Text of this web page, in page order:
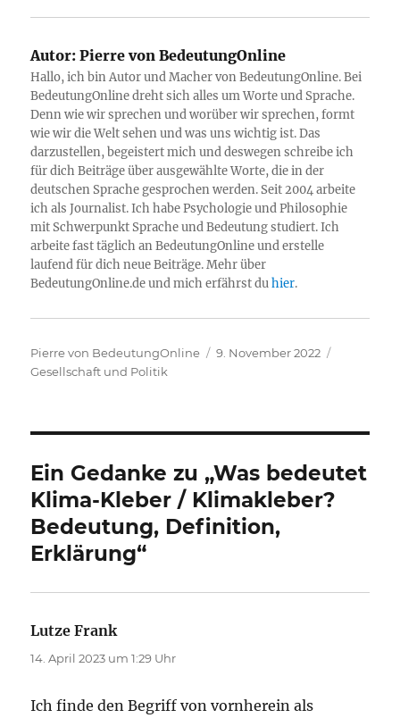
Autor: Pierre von BedeutungOnline
Hallo, ich bin Autor und Macher von BedeutungOnline. Bei
BedeutungOnline dreht sich alles um Worte und Sprache.
Denn wie wir sprechen und worüber wir sprechen, formt
wie wir die Welt sehen und was uns wichtig ist. Das
darzustellen, begeistert mich und deswegen schreibe ich
für dich Beiträge über ausgewählte Worte, die in der
deutschen Sprache gesprochen werden. Seit 2004 arbeite
ich als Journalist. Ich habe Psychologie und Philosophie
mit Schwerpunkt Sprache und Bedeutung studiert. Ich
arbeite fast täglich an BedeutungOnline und erstelle
laufend für dich neue Beiträge. Mehr über
BedeutungOnline.de und mich erfährst duhier.
Autor
Pierre von BedeutungOnline
Veröffentlicht
9. November 2022
Gesellschaft und Politik
Ein Gedanke zu „Was bedeutet
Klima-Kleber / Klimakleber?
Bedeutung, Definition,
Erklärung“
Lutze Franksagt:
14. April 2023 um 1:29 Uhr
Ich finde den Begriff von vornherein als